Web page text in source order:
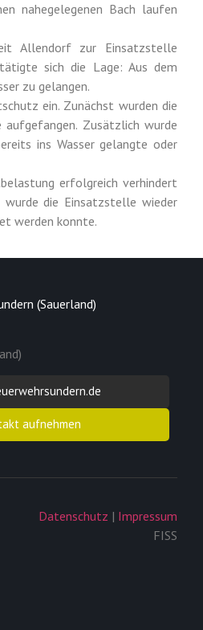
nahegelegenen Bach laufen
Allendorf zur Einsatzstelle
sich die Lage: Aus dem
zu gelangen.
ein. Zunächst wurden die
Zusätzlich wurde
ins Wasser gelangte oder
erfolgreich verhindert
wurde die Einsatzstelle wieder
werden konnte.
(Sauerland)
aufnehmen
Datenschutz | Impressum
FISS